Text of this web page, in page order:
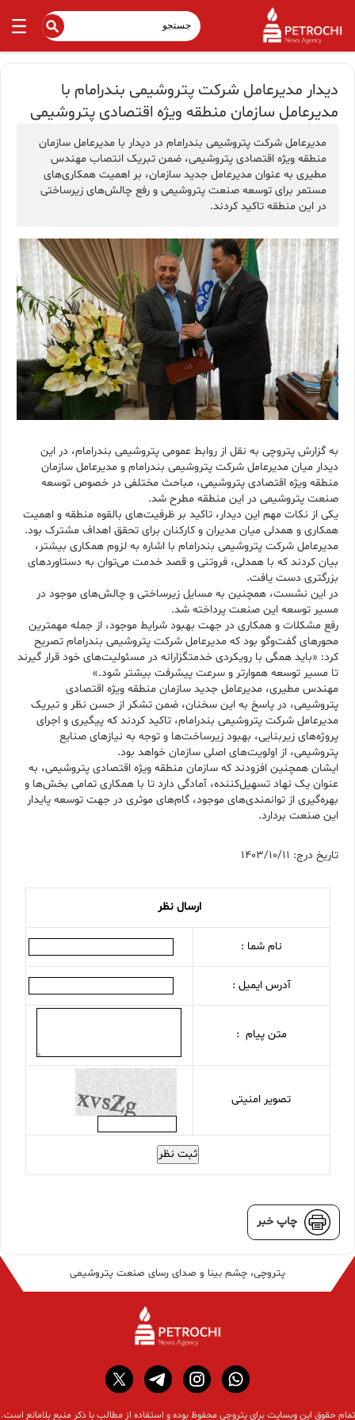
دیدار مدیرعامل شرکت پتروشیمی بندرامام با
مدیرعامل سازمان منطقه ویژه اقتصادی پتروشیمی
مدیرعامل شرکت پتروشیمی بندرامام در دیدار با مدیرعامل سازمان
منطقه ویژه اقتصادی پتروشیمی، ضمن تبریک انتصاب مهندس
مطیری به عنوان مدیرعامل جدید سازمان، بر اهمیت همکاری‌های
مستمر برای توسعه صنعت پتروشیمی و رفع چالش‌های زیرساختی
در این منطقه تاکید کردند.
به گزارش پتروچی به نقل از روابط عمومی پتروشیمی بندرامام، در این
دیدار میان مدیرعامل شرکت پتروشیمی بندرامام و مدیرعامل سازمان
منطقه ویژه اقتصادی پتروشیمی، مباحث مختلفی در خصوص توسعه
صنعت پتروشیمی در این منطقه مطرح شد.
یکی از نکات مهم این دیدار، تاکید بر ظرفیت‌های بالقوه منطقه و اهمیت
همکاری و همدلی میان مدیران و کارکنان برای تحقق اهداف مشترک بود.
مدیرعامل شرکت پتروشیمی بندرامام با اشاره به لزوم همکاری بیشتر،
بیان کردند که با همدلی، فروتنی و قصد خدمت می‌توان به دستاوردهای
بزرگتری دست یافت.
در این نشست، همچنین به مسایل زیرساختی و چالش‌های موجود در
مسیر توسعه این صنعت پرداخته شد.
رفع مشکلات و همکاری در جهت بهبود شرایط موجود، از جمله مهمترین
محورهای گفت‌وگو بود که مدیرعامل شرکت پتروشیمی بندرامام تصریح
کرد: «باید همگی با رویکردی خدمتگزارانه در مسئولیت‌های خود قرار گیرند
تا مسیر توسعه هموارتر و سرعت پیشرفت بیشتر شود.»
مهندس مطیری، مدیرعامل جدید سازمان منطقه ویژه اقتصادی
پتروشیمی، در پاسخ به این سخنان، ضمن تشکر از حسن نظر و تبریک
مدیرعامل شرکت پتروشیمی بندرامام، تاکید کردند که پیگیری و اجرای
پروژه‌های زیربنایی، بهبود زیرساخت‌ها و توجه به نیازهای صنایع
پتروشیمی، از اولویت‌های اصلی سازمان خواهد بود.
ایشان همچنین افزودند که سازمان منطقه ویژه اقتصادی پتروشیمی، به
عنوان یک نهاد تسهیل‌کننده، آمادگی دارد تا با همکاری تمامی بخش‌ها و
بهره‌گیری از توانمندی‌های موجود، گام‌های موثری در جهت توسعه پایدار
این صنعت بردارد.
تاریخ درج: 1403/10/11
ارسال نظر
نام شما :
آدرس ایمیل :
متن پیام :
تصویر امنیتی
ثبت نظر
چاپ خبر
پتروچی، چشم بینا و صدای رسای صنعت پتروشیمی
تمام حقوق این وبسایت برای پتروچی محفوظ بوده و استفاده از مطالب با ذکر منبع بلامانع است.